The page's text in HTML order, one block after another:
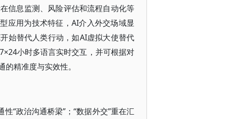
信息监测、风险评估和流程自动化等
应用为技术特征，AI介入外交场域显
始替代人类行动，如AI虚拟大使替代
小时多语言实时交互，并可根据对
精准度与实效性。
“政治沟通桥梁”；“数据外交”重在汇